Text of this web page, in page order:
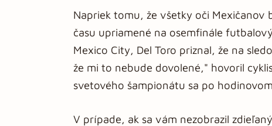
Napriek tomu, že všetky oči Mexičanov
času upriamené na osemfinále
Mexico City, Del Toro priznal, že na
že mi to nebude dovolené," hovoril
svetového šampionátu sa po
V prípade, ak sa vám nezobrazil